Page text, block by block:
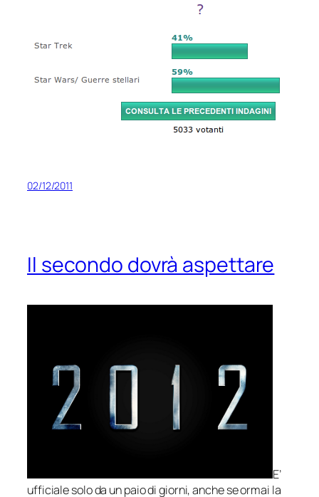
02/12/2011
Il secondo dovrà aspettare
E’
ufficiale solo da un paio di giorni, anche se ormai la